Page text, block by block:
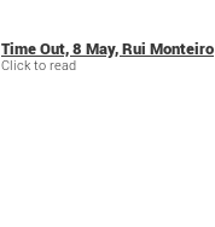
Time Out, 8 May, Rui Monteiro
Click to read